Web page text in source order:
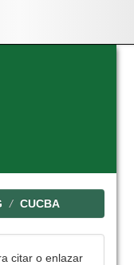
CUCBA
citar o enlazar